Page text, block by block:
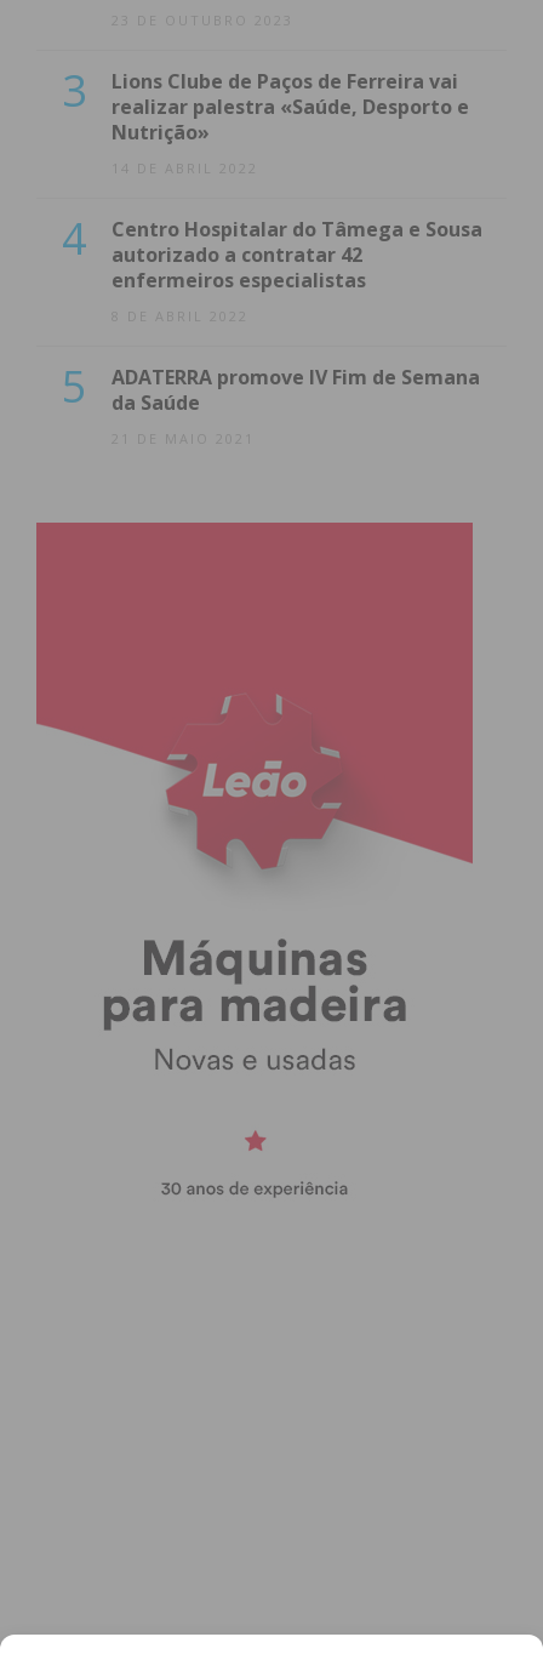
23 DE OUTUBRO 2023
3
Lions Clube de Paços de Ferreira vai
realizar palestra «Saúde, Desporto e
Nutrição»
14 DE ABRIL 2022
4
Centro Hospitalar do Tâmega e Sousa
autorizado a contratar 42
enfermeiros especialistas
8 DE ABRIL 2022
5
ADATERRA promove IV Fim de Semana
da Saúde
21 DE MAIO 2021